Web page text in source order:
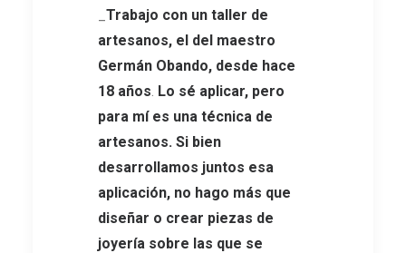
Trabajo con un taller de
artesanos, el del maestro
Germán Obando, desde hace
18 años Lo sé aplicar, pero
para mí es una técnica de
artesanos. Si bien
desarrollamos juntos esa
aplicación, no hago más que
diseñar o crear piezas de
joyería sobre las que se